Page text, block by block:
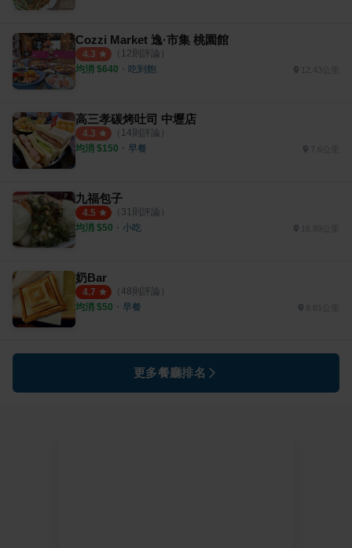
Cozzi Market 逸·市集 桃園館
4.3 （ 12則評論）
均消 $640 ・ 吃到飽 12.43公里
高三孝碳烤吐司 中壢店
4.3 （ 14則評論）
均消 $150 ・ 早餐
九福包子
4.5 （ 31則評論）
均消 $50 ・ 小吃
奶Bar
4.7 （ 48則評論）
均消 $50 ・ 早餐
更多餐廳排名